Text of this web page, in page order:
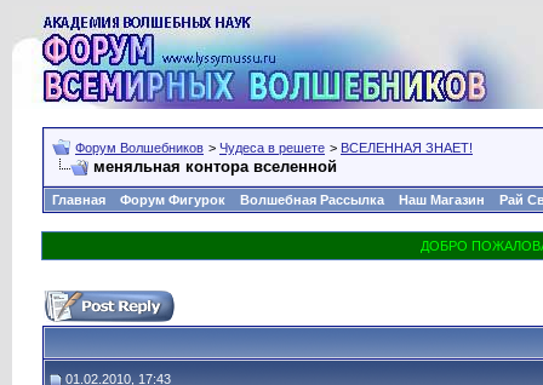
Форум Волшебников > Чудеса в решете > ВСЕЛЕННАЯ ЗНАЕТ!
меняльная контора вселенной
Главная Форум Фигурок Волшебная Рассылка Наш Магазин Рай
01.02.2010, 17:43